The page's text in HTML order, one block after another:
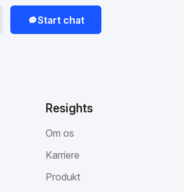
Start chat
Resights
Om os
Karriere
Produkt